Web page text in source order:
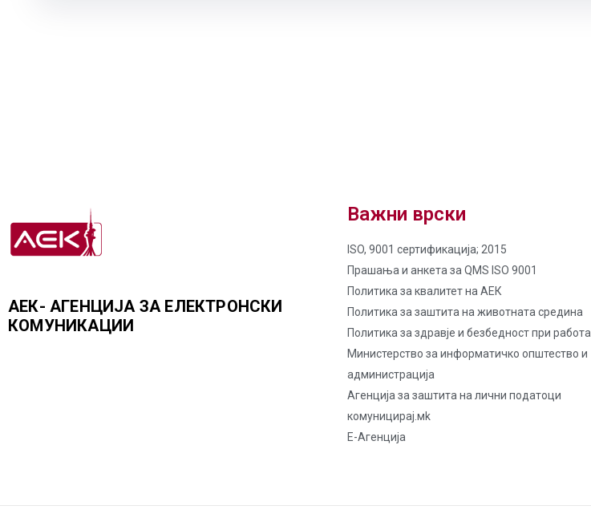
АЕК- АГЕНЦИЈА ЗА ЕЛЕКТРОНСКИ
КОМУНИКАЦИИ
Важни врски
ISO, 9001 сертификација; 2015
Прашања и анкета за QMS ISO 9001
Политика за квалитет на AЕК
Политика за заштита на животната средина
Политика за здравје и безбедност при работа
Министерство за информатичко општество и
администрација
Агенција за заштита на лични податоци
комуницирај.мk
Е-Агенција